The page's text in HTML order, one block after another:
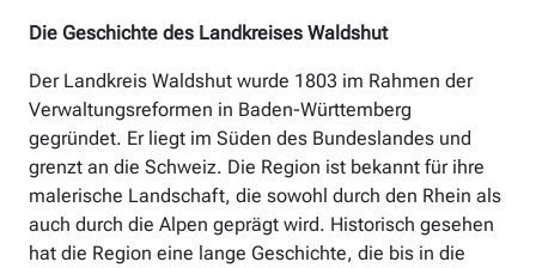
Die Geschichte des Landkreises Waldshut
Der Landkreis Waldshut wurde 1803 im Rahmen der
Verwaltungsreformen in Baden-Württemberg
gegründet. Er liegt im Süden des Bundeslandes und
grenzt an die Schweiz. Die Region ist bekannt für ihre
malerische Landschaft, die sowohl durch den Rhein als
auch durch die Alpen geprägt wird. Historisch gesehen
hat die Region eine lange Geschichte, die bis in die